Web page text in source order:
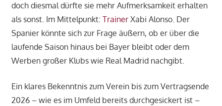
doch diesmal dürfte sie mehr Aufmerksamkeit erhalten
als sonst. Im Mittelpunkt: TrainerXabi Alonso. Der
Spanier könnte sich zur Frage äußern, ob er über die
laufende Saison hinaus bei Bayer bleibt oder dem
Werben großer Klubs wie Real Madrid nachgibt.
Ein klares Bekenntnis zum Verein bis zum Vertragsende
2026 – wie es im Umfeld bereits durchgesickert ist –